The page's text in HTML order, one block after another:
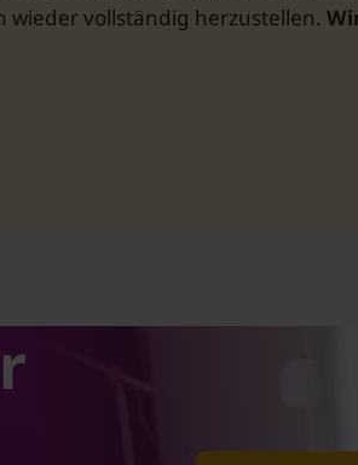
wieder vollständig herzustellen.